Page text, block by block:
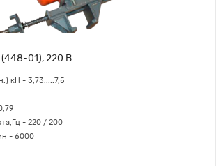
01), 220 В
кН - 3,73.....7,5
- 220 / 200
- 6000